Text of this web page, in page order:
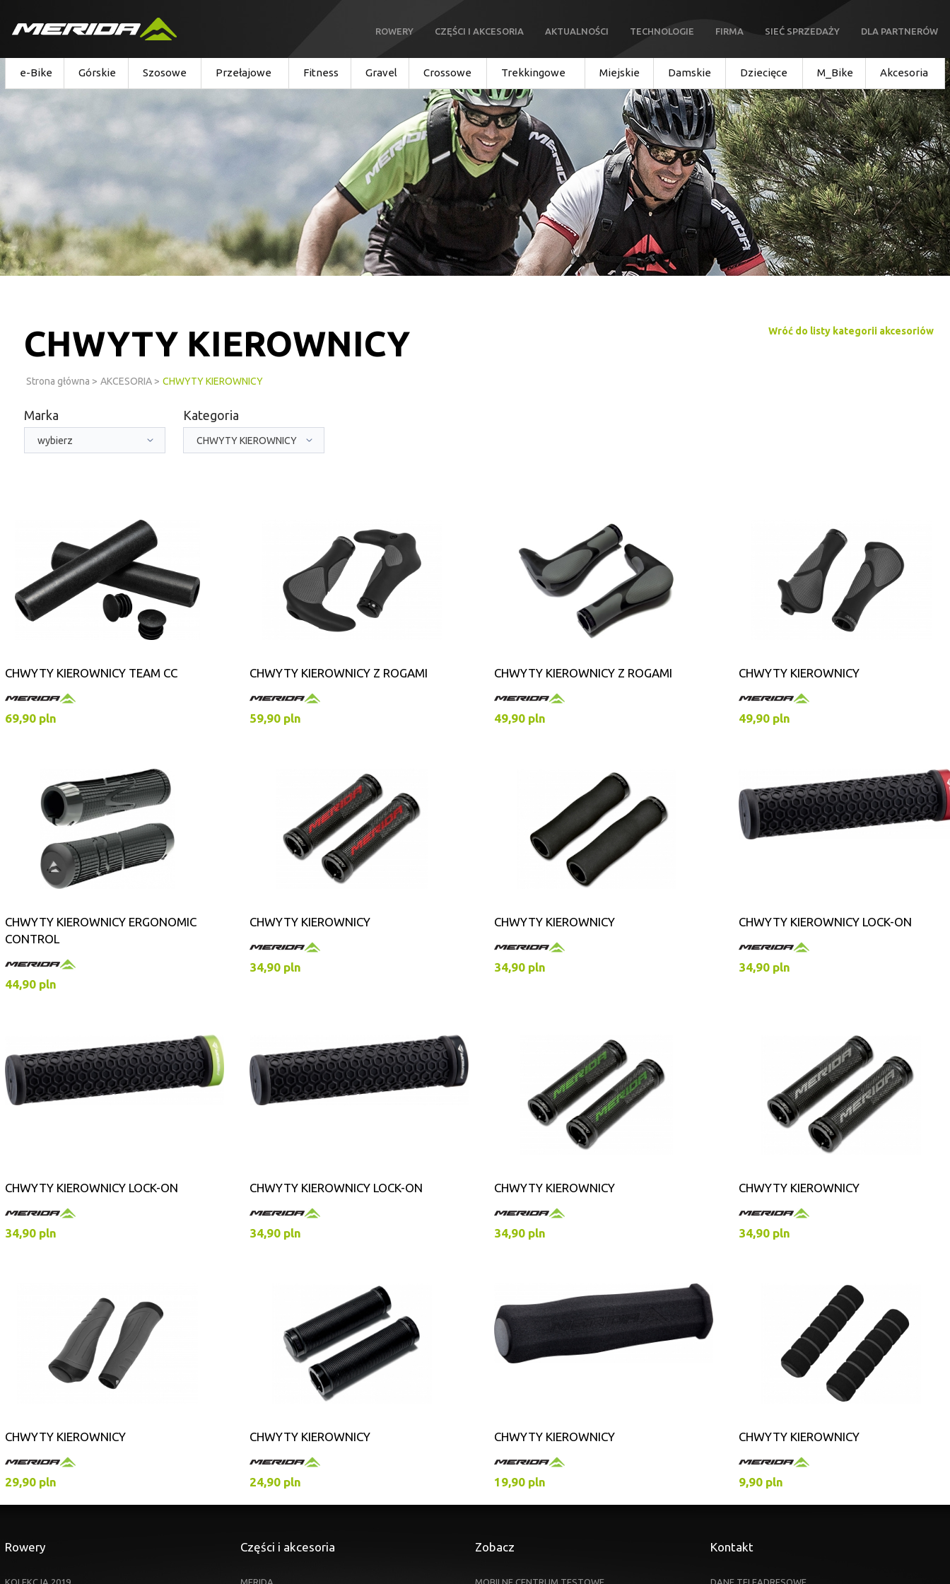
ROWERY CZĘŚCI I AKCESORIA AKTUALNOŚCI TECHNOLOGIE FIRMA SIEĆ SPRZEDAŻY DLA PARTNERÓW
e-Bike Górskie Szosowe Przełajowe Fitness Gravel Crossowe Trekkingowe Miejskie Damskie Dziecięce M_Bike Akcesoria
Wróć do listy kategorii akcesoriów
CHWYTY KIEROWNICY
Strona główna > AKCESORIA > CHWYTY KIEROWNICY
Marka
wybierz
Kategoria
CHWYTY KIEROWNICY
CHWYTY KIEROWNICY TEAM CC
69,90 pln
CHWYTY KIEROWNICY Z ROGAMI
59,90 pln
CHWYTY KIEROWNICY Z ROGAMI
49,90 pln
CHWYTY KIEROWNICY
49,90 pln
CHWYTY KIEROWNICY ERGONOMIC
CONTROL
44,90 pln
CHWYTY KIEROWNICY
34,90 pln
CHWYTY KIEROWNICY
34,90 pln
CHWYTY KIEROWNICY LOCK-ON
34,90 pln
CHWYTY KIEROWNICY LOCK-ON
34,90 pln
CHWYTY KIEROWNICY LOCK-ON
34,90 pln
CHWYTY KIEROWNICY
34,90 pln
CHWYTY KIEROWNICY
34,90 pln
CHWYTY KIEROWNICY
29,90 pln
CHWYTY KIEROWNICY
24,90 pln
CHWYTY KIEROWNICY
19,90 pln
CHWYTY KIEROWNICY
9,90 pln
Rowery
KOLEKCJA 2019
Części i akcesoria
MERIDA
Zobacz
MOBILNE CENTRUM TESTOWE
Kontakt
DANE TELEADRESOWE